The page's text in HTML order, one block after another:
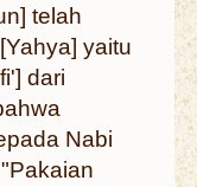
telah
yaitu
dari
Nabi